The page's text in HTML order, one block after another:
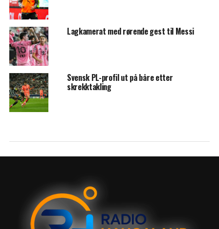
Lagkamerat med rørende gest til Messi
Svensk PL-profil ut på båre etter
skrekktakling